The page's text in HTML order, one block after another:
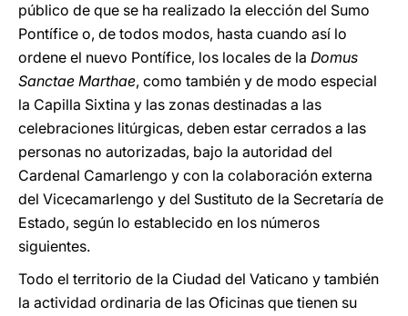
público de que se ha realizado la elección del Sumo
Pontífice o, de todos modos, hasta cuando así lo
ordene el nuevo Pontífice, los locales de la Domus
Sanctae Marthae, como también y de modo especial
la Capilla Sixtina y las zonas destinadas a las
celebraciones litúrgicas, deben estar cerrados a las
personas no autorizadas, bajo la autoridad del
Cardenal Camarlengo y con la colaboración externa
del Vicecamarlengo y del Sustituto de la Secretaría de
Estado, según lo establecido en los números
siguientes.
Todo el territorio de la Ciudad del Vaticano y también
la actividad ordinaria de las Oficinas que tienen su